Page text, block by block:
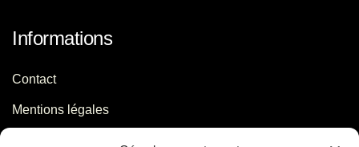
Informations
Contact
Mentions légales